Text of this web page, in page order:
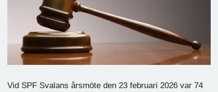
Vid SPF Svalans årsmöte den 23 februari 2026 var 74